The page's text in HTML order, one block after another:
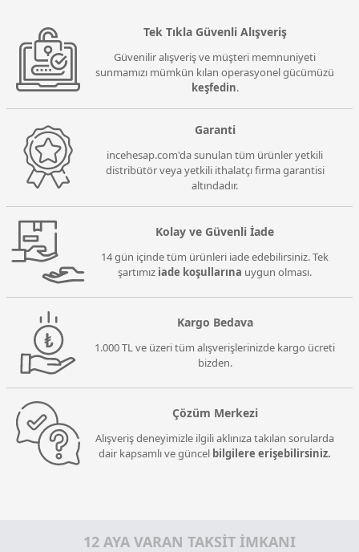
Tek Tıkla Güvenli Alışveriş
Güvenilir alışveriş ve müşteri memnuniyeti
sunmamızı mümkün kılan operasyonel gücümüzü
keşfedin.
Garanti
incehesap.com'da sunulan tüm ürünler yetkili
distribütör veya yetkili ithalatçı firma garantisi
altındadır.
Kolay ve Güvenli İade
14 gün içinde tüm ürünleri iade edebilirsiniz. Tek
şartımız iade koşullarına uygun olması.
Kargo Bedava
1.000 TL ve üzeri tüm alışverişlerinizde kargo ücreti
bizden.
Çözüm Merkezi
Alışveriş deneyimizle ilgili aklınıza takılan sorularda
dair kapsamlı ve güncel bilgilere erişebilirsiniz.
12 AYA VARAN TAKSİT İMKANI